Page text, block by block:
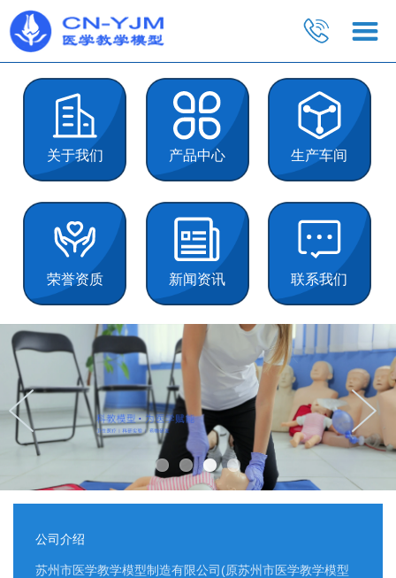
关于我们 产品中心 生产车间
荣誉资质 新闻资讯 联系我们
公司介绍
苏州市医学教学模型制造有限公司(原苏州市医学教学模型